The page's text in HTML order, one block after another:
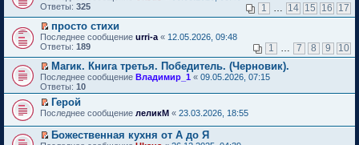
р
о
ч
и
т
а
н
н
о
м
у
с
о
о
о
м
у
н
е
п
р
о
ч
и
т
а
н
н
о
т
и
п
е
р
в
о
м
у
н
е
п
р
о
е
е
й
т
и
к
п
е
р
в
о
м
у
н
Ответы: 325 1 … 14 15 16 17
П
е
е
й
т
и
п
р
в
просто стихи
Последнее сообщение urri-a « 12.05.2026, 09:48
Ответы: 189 1 … 7 8 9 10
П
е
р
й
и
к
Магик. Книга третья. Победитель. (Черновик).
Последнее сообщение Владимир_1 « 09.05.2026, 07:15
Ответы: 10
П
р
е
Герой
Последнее сообщение леликМ « 23.03.2026, 18:55
Божественная кухня от А до Я